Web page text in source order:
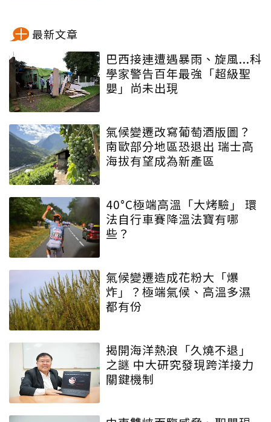
最新文章
巴西接連遭遇暴雨、旋風...科
學家警告百年最強「超級聖
嬰」尚未出現
氣候變遷改寫葡萄酒版圖？
南歐部分地區恐退出 瑞士高
海拔有望成為新產區
40°C極端高溫「大烤驗」 環
法自行車賽降溫法寶有哪
些？
氣候變遷造成花粉大「爆
炸」？極端氣候、高溫多濕
都有份
揭開海洋熱浪「久燒不退」
之謎 中大研究發現跨洋接力
關鍵機制